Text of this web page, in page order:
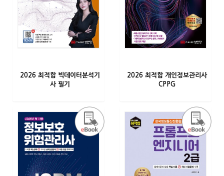
2026 최적합 빅데이터분석기
사 필기
2026 최적합 개인정보관리사
CPPG